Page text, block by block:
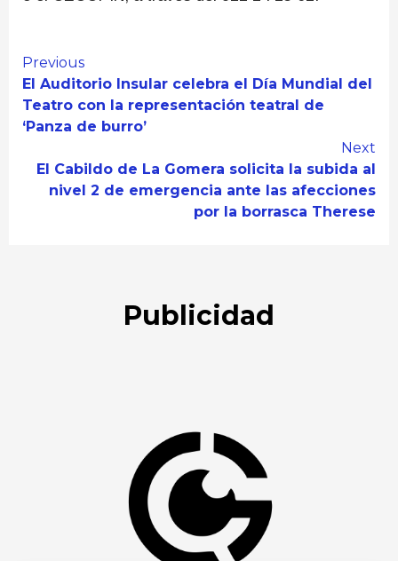
Continue
Reading
Previous
El Auditorio Insular celebra el Día Mundial del
Teatro con la representación teatral de
‘Panza de burro’
Next
El Cabildo de La Gomera solicita la subida al
nivel 2 de emergencia ante las afecciones
por la borrasca Therese
Publicidad